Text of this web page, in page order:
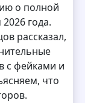
о полной
года.
рассказал,
с фейками и
что